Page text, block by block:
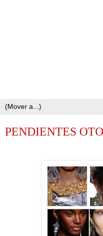
PENDIENTES